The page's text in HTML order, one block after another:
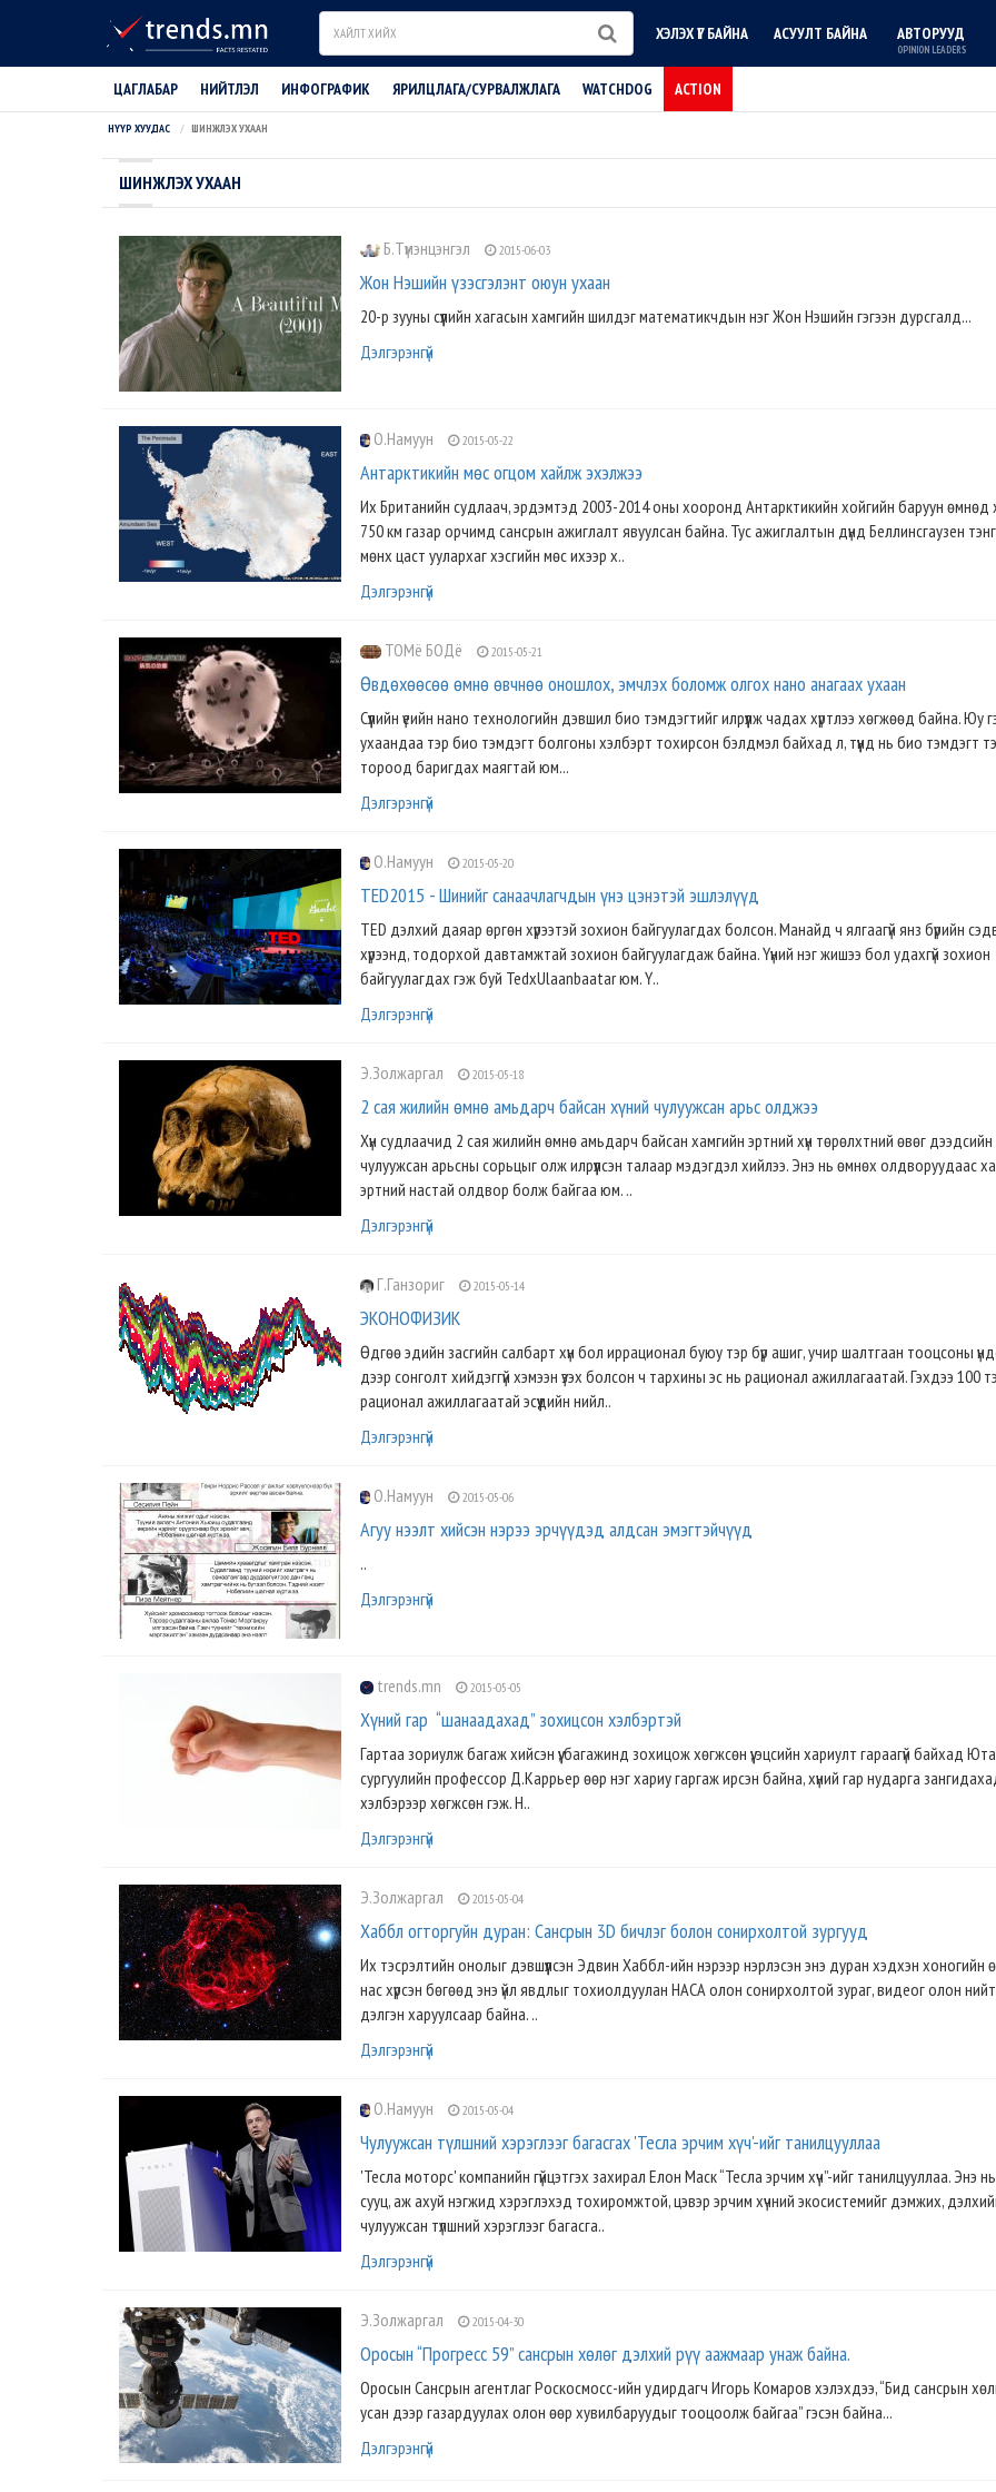
Search ХЭЛЭХ ҮГ БАЙНА АСУУЛТ БАЙНА АВТОРУУД
OPINION LEADERS
ЦАГЛАБАР НИЙТЛЭЛ ИНФОГРАФИК ЯРИЛЦЛАГА/СУРВАЛЖЛАГА WATCHDOG ACTION
НҮҮР ХУУДАС ШИНЖЛЭХ УХААН
ШИНЖЛЭХ УХААН
Б.Түмэнцэнгэл 2015-06-03
Жон Нэшийн үзэсгэлэнт оюун ухаан
20-р зууны сүүлийн хагасын хамгийн шилдэг математикчдын нэг Жон Нэшийн гэгээн дурсгалд...
Дэлгэрэнгүй
О.Намуун 2015-05-22
Антарктикийн мөс огцом хайлж эхэлжээ
Их Британийн судлаач, эрдэмтэд 2003-2014 оны хооронд Антарктикийн хойгийн баруун өмнөд
750 км газар орчимд сансрын ажиглалт явуулсан байна. Тус ажиглалтын дүнд Беллинсгаузен
мөнх цаст уулархаг хэсгийн мөс ихээр х..
Дэлгэрэнгүй
ТОМё БОДё 2015-05-21
Өвдөхөөсөө өмнө өвчнөө оношлох, эмчлэх боломж олгох нано анагаах ухаан
Сүүлийн үеийн нано технологийн дэвшил био тэмдэгтийг илрүүлж чадах хүртлээ хөгжөөд байна. Юу
ухаандаа тэр био тэмдэгт болгоны хэлбэрт тохирсон бэлдмэл байхад л, түүнд нь био тэмдэгт
тороод баригдах маягтай юм...
Дэлгэрэнгүй
О.Намуун 2015-05-20
ТED2015 - Шинийг санаачлагчдын үнэ цэнэтэй эшлэлүүд
TED дэлхий даяар өргөн хүрээтэй зохион байгуулагдах болсон. Манайд ч ялгаагүй янз бүрийн
хүрээнд, тодорхой давтамжтай зохион байгуулагдаж байна. Үүний нэг жишээ бол удахгүй зохион
байгуулагдах гэж буй TedxUlaanbaatar юм. Ү..
Дэлгэрэнгүй
Э.Золжаргал 2015-05-18
2 сая жилийн өмнө амьдарч байсан хүний чулуужсан арьс олджээ
Хүн судлаачид 2 сая жилийн өмнө амьдарч байсан хамгийн эртний хүн төрөлхтний өвөг дээдсийн
чулуужсан арьсны сорьцыг олж илрүүлсэн талаар мэдэгдэл хийлээ. Энэ нь өмнөх олдворуудаас
эртний настай олдвор болж байгаа юм. ..
Дэлгэрэнгүй
Г.Ганзориг 2015-05-14
ЭКОНОФИЗИК
Өдгөө эдийн засгийн салбарт хүн бол иррационал буюу тэр бүр ашиг, учир шалтгаан тооцсоны
дээр сонголт хийдэггүй хэмээн үзэх болсон ч тархины эс нь рационал ажиллагаатай. Гэхдээ 100
рационал ажиллагаатай эсүүдийн нийл..
Дэлгэрэнгүй
О.Намуун 2015-05-06
Агуу нээлт хийсэн нэрээ эрчүүдэд алдсан эмэгтэйчүүд
..
Дэлгэрэнгүй
trends.mn 2015-05-05
Хүний гар “шанаадахад” зохицсон хэлбэртэй
Гартаа зориулж багаж хийсэн үү, багажинд зохицож хөгжсөн үү, эцсийн хариулт гараагүй байхад
сургуулийн профессор Д.Каррьер өөр нэг хариу гаргаж ирсэн байна, хүний гар нударга
хэлбэрээр хөгжсөн гэж. Н..
Дэлгэрэнгүй
Э.Золжаргал 2015-05-04
Хаббл огторгуйн дуран: Сансрын 3D бичлэг болон сонирхолтой зургууд
Их тэсрэлтийн онолыг дэвшүүлсэн Эдвин Хаббл-ийн нэрээр нэрлэсэн энэ дуран хэдхэн хоногийн
нас хүрсэн бөгөөд энэ үйл явдлыг тохиолдуулан НАСА олон сонирхолтой зураг, видеог олон
дэлгэн харуулсаар байна. ..
Дэлгэрэнгүй
О.Намуун 2015-05-04
Чулуужсан түлшний хэрэглээг багасгах 'Тесла эрчим хүч'-ийг танилцууллаа
'Тесла моторс' компанийн гүйцэтгэх захирал Елон Маск “Тесла эрчим хүч”-ийг танилцууллаа. Энэ
сууц, аж ахуй нэгжид хэрэглэхэд тохиромжтой, цэвэр эрчим хүчний экосистемийг дэмжих,
чулуужсан түлшний хэрэглээг багасга..
Дэлгэрэнгүй
Э.Золжаргал 2015-04-30
Оросын “Прогресс 59” сансрын хөлөг дэлхий рүү аажмаар унаж байна.
Оросын Сансрын агентлаг Роскосмосс-ийн удирдагч Игорь Комаров хэлэхдээ, “Бид сансрын
усан дээр газардуулах олон өөр хувилбаруудыг тооцоолж байгаа” гэсэн байна...
Дэлгэрэнгүй